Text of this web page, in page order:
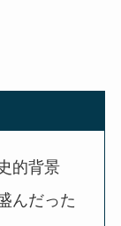
的背景
んだった